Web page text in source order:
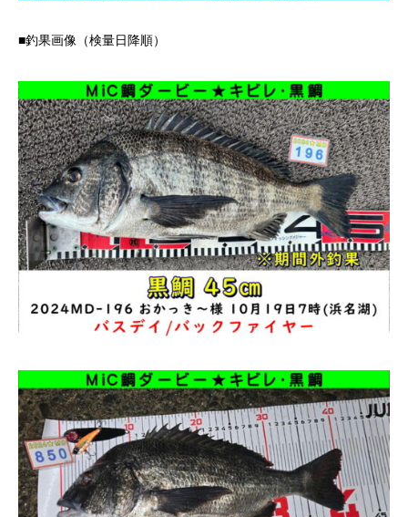
■釣果画像（検量日降順）